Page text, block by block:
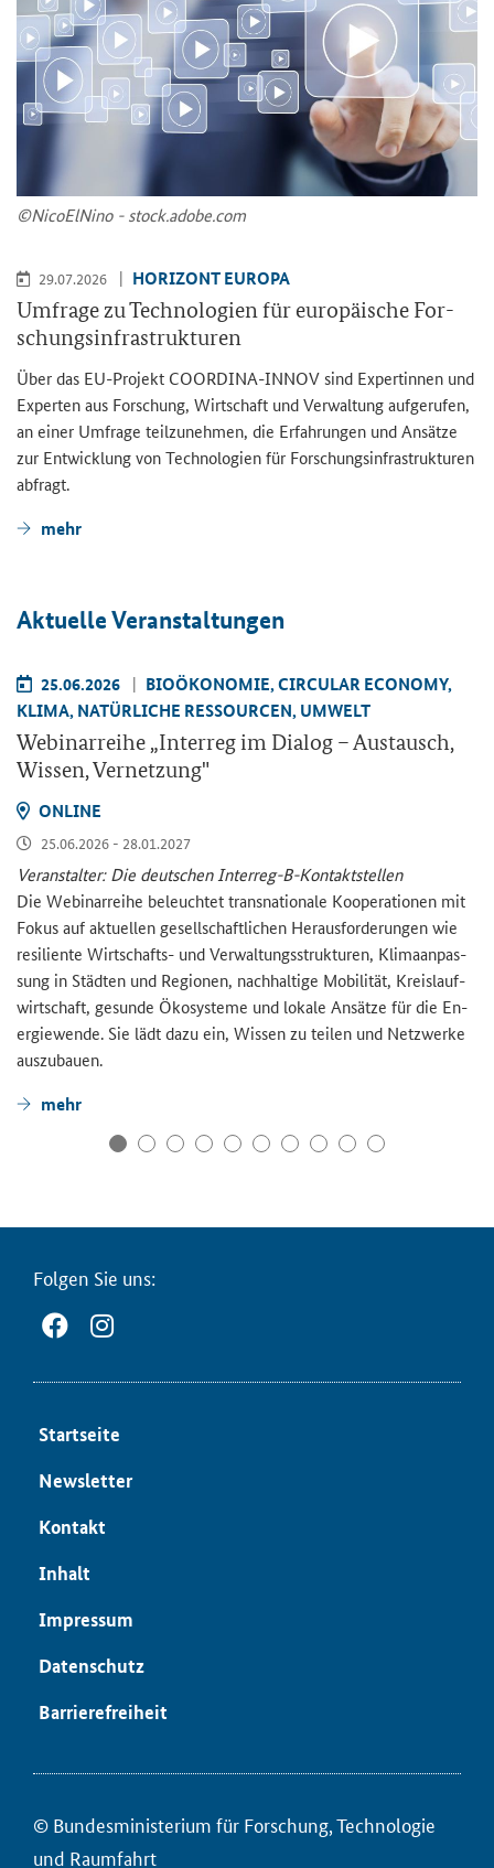
©Ni­co­ElNi­no - stock.adobe.com
29.07.2026 HO­RI­ZONT EU­RO­PA
Um­fra­ge zu Tech­no­lo­gien für eu­ro­päi­sche For­
schungs­in­fra­struk­tu­ren
Über das EU-​Projekt COORDINA-​INNOV sind Ex­per­tin­nen und
Ex­per­ten aus For­schung, Wirt­schaft und Ver­wal­tung auf­ge­ru­fen,
an einer Um­fra­ge teil­zu­neh­men, die Er­fah­run­gen und An­sät­ze
zur Ent­wick­lung von Tech­no­lo­gien für For­schungs­in­fra­struk­tu­ren
ab­fragt.
mehr
Ak­tu­el­le Ver­an­stal­tun­gen
25.06.2026
BIO­ÖKO­NO­MIE, CIR­CU­LAR ECO­NO­MY,
KLIMA, NA­TÜR­LI­CHE RES­SOUR­CEN, UM­WELT
We­bi­nar­rei­he „Interregim Dia­log – Aus­tausch,
Wis­sen, Ver­net­zung"
ON­LINE
25.06.2026 - 28.01.2027
Ver­an­stal­ter: Die deut­schen Interreg-​B-Kontaktstellen
Die We­bi­nar­rei­he be­leuch­tet trans­na­tio­na­le Ko­ope­ra­tio­nen mit
Fokus auf ak­tu­el­len ge­sell­schaft­li­chen Her­aus­for­de­run­gen wie
re­si­li­en­te Wirtschafts-​ und Ver­wal­tungs­struk­tu­ren, Kli­ma­an­pas­
sung in Städ­ten und Re­gio­nen, nach­hal­ti­ge Mo­bi­li­tät, Kreis­lauf­
wirt­schaft, ge­sun­de Öko­sys­te­me und lo­ka­le An­sät­ze für die En­
er­gie­wen­de. Sie lädt dazu ein, Wis­sen zu tei­len und Netz­wer­ke
aus­zu­bau­en.
mehr
Fol­gen Sie uns:
Start­sei­te
News­let­ter
Kon­takt
In­halt
Im­pres­sum
Da­ten­schutz
Bar­rie­re­frei­heit
© Bun­des­mi­nis­te­ri­um für ­For­schung, Tech­no­lo­gie
und Raum­fahrt